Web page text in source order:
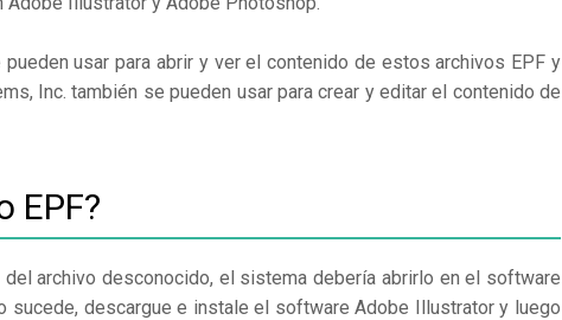
usar para abrir y ver el contenido de estos archivos EPF y
Inc. también se pueden usar para crear y editar el contenido de
EPF?
archivo desconocido, el sistema debería abrirlo en el software
sucede, descargue e instale el software Adobe Illustrator y luego